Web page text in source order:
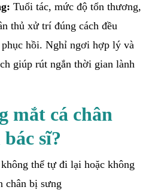
Tuổi tác, mức độ tổn thương,
thủ xử trí đúng cách đều
hồi. Nghỉ ngơi hợp lý và
giúp rút ngắn thời gian lành
mắt cá chân
sĩ?
thể tự đi lại hoặc không
chân bị sưng